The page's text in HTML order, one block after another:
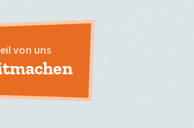
von uns